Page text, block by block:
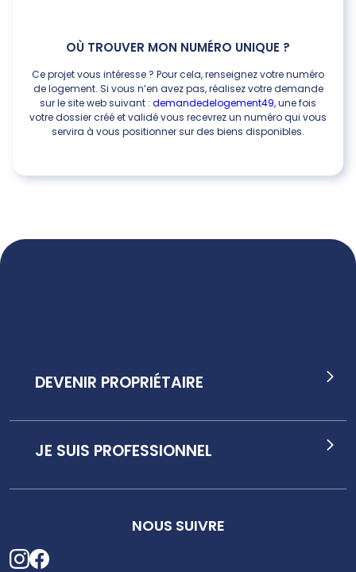
OÙ TROUVER MON NUMÉRO UNIQUE ?
Ce projet vous intéresse ? Pour cela, renseignez votre numéro
de logement. Si vous n’en avez pas, réalisez votre demande
sur le site web suivant : demandedelogement49, une fois
votre dossier créé et validé vous recevrez un numéro qui vous
servira à vous positionner sur des biens disponibles.
DEVENIR PROPRIÉTAIRE
JE SUIS PROFESSIONNEL
NOUS SUIVRE